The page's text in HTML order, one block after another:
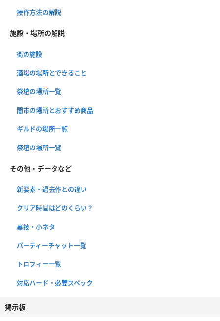
操作方法の解説
施設・場所の解説
街の施設
酒場の場所とできること
祭壇の場所一覧
闇市の場所とおすすめ商品
ギルドの場所一覧
祭壇の場所一覧
その他・データなど
新要素・過去作との違い
クリア時間はどのくらい？
裏技・小ネタ
パーティーチャット一覧
トロフィー一覧
対応ハード・必要スペック
掲示板